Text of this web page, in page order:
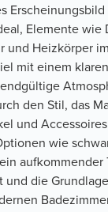
Elemente wie
und Heizkörper
mit einem
den Stil, das
und
wie
aufkommender
und die